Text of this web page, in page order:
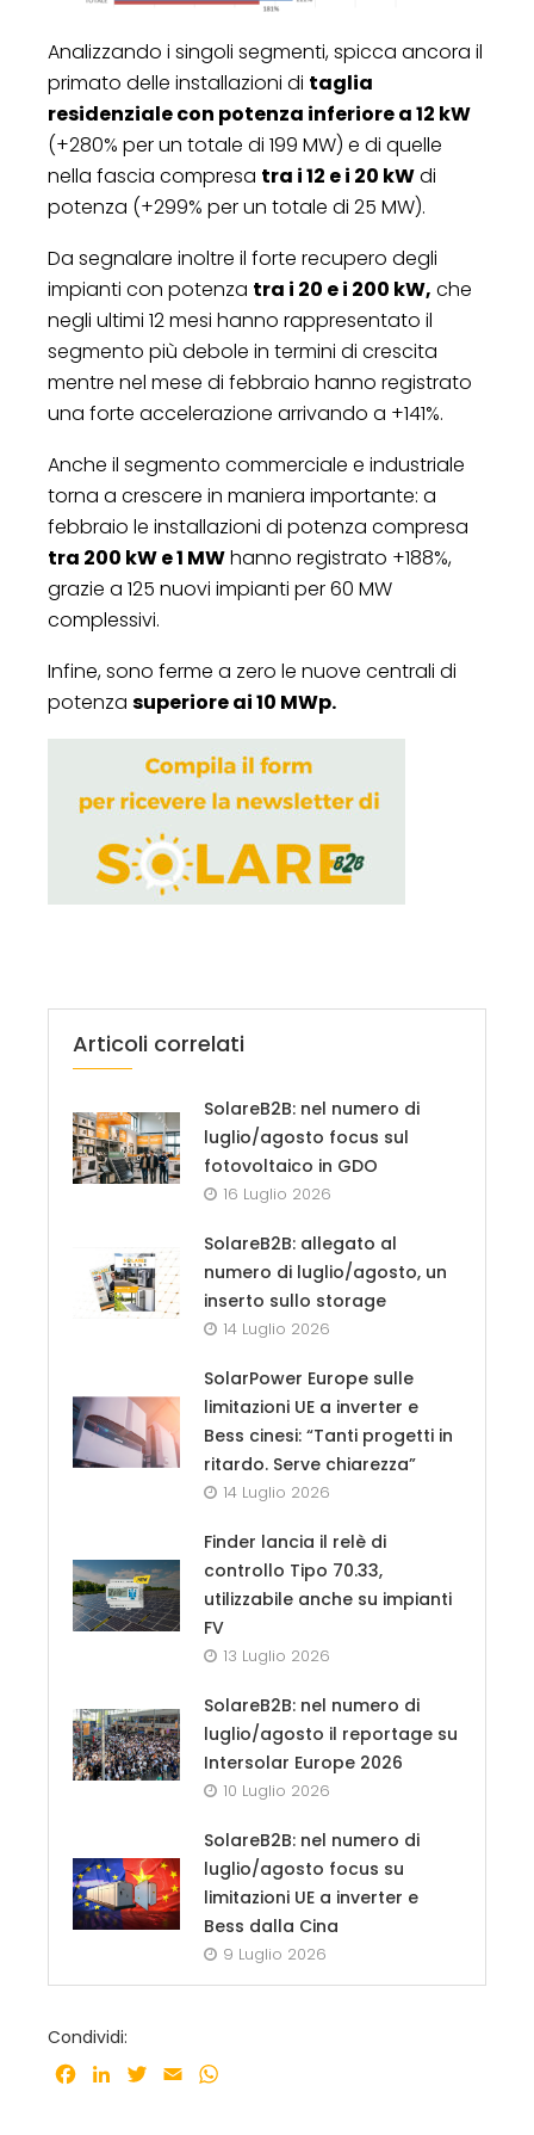
Analizzando i singoli segmenti, spicca ancora il
primato delle installazioni di taglia
residenziale con potenza inferiore a 12 kW
(+280% per un totale di 199 MW) e di quelle
nella fascia compresa tra i 12 e i 20 kWdi
potenza (+299% per un totale di 25 MW).
Da segnalare inoltre il forte recupero degli
impianti con potenza tra i 20 e i 200 kW, che
negli ultimi 12 mesi hanno rappresentato il
segmento più debole in termini di crescita
mentre nel mese di febbraio hanno registrato
una forte accelerazione arrivando a +141%.
Anche il segmento commerciale e industriale
torna a crescere in maniera importante: a
febbraio le installazioni di potenza compresa
tra 200 kW e 1 MWhanno registrato +188%,
grazie a 125 nuovi impianti per 60 MW
complessivi.
Infine, sono ferme a zero le nuove centrali di
potenza superiore ai 10 MWp.
Articoli correlati
SolareB2B: nel numero di
luglio/agosto focus sul
fotovoltaico in GDO
16 Luglio 2026
SolareB2B: allegato al
numero di luglio/agosto, un
inserto sullo storage
14 Luglio 2026
SolarPower Europe sulle
limitazioni UE a inverter e
Bess cinesi: “Tanti progetti in
ritardo. Serve chiarezza”
14 Luglio 2026
Finder lancia il relè di
controllo Tipo 70.33,
utilizzabile anche su impianti
FV
13 Luglio 2026
SolareB2B: nel numero di
luglio/agosto il reportage su
Intersolar Europe 2026
10 Luglio 2026
SolareB2B: nel numero di
luglio/agosto focus su
limitazioni UE a inverter e
Bess dalla Cina
9 Luglio 2026
Condividi:
Facebook
LinkedInTwitter
Email